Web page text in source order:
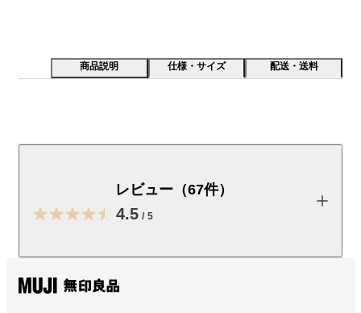
商品説明 仕様・サイズ 配送・送料
店舗受け取り可・コンビニ受け取り可
レビュー（67件）
4.5 / 5